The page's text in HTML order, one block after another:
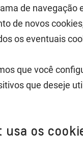
de
de novos
os eventuais
que você
que deseje
usa os